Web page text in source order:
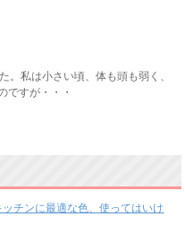
。私は小さい頃、体も頭も弱く、
ですが・・・
ッチンに最適な色、使ってはいけ